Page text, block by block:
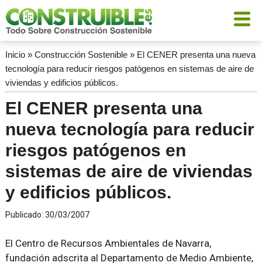
Inicio» Construcción Sostenible» El CENER presenta una nueva
tecnología para reducir riesgos patógenos en sistemas de aire de
viviendas y edificios públicos.
El CENER presenta una
nueva tecnología para reducir
riesgos patógenos en
sistemas de aire de viviendas
y edificios públicos.
Publicado: 30/03/2007
El Centro de Recursos Ambientales de Navarra,
fundación adscrita al Departamento de Medio Ambiente,